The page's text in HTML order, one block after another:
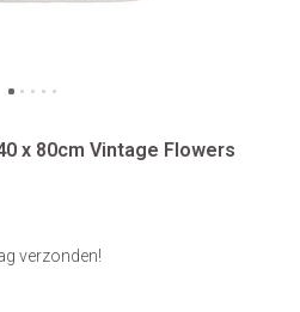
x 80cm Vintage Flowers
verzonden!